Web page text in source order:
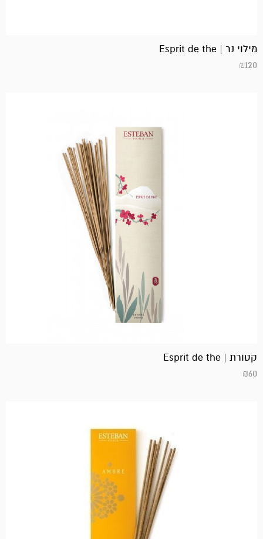
מילוי נר | Esprit de the
₪120
קטורת | Esprit de the
₪60